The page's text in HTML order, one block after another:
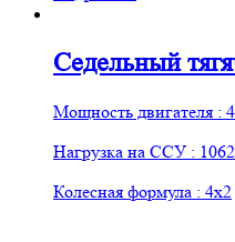
Седельный
Мощность двигателя :
Нагрузка на ССУ :
Колесная формула : 4х2